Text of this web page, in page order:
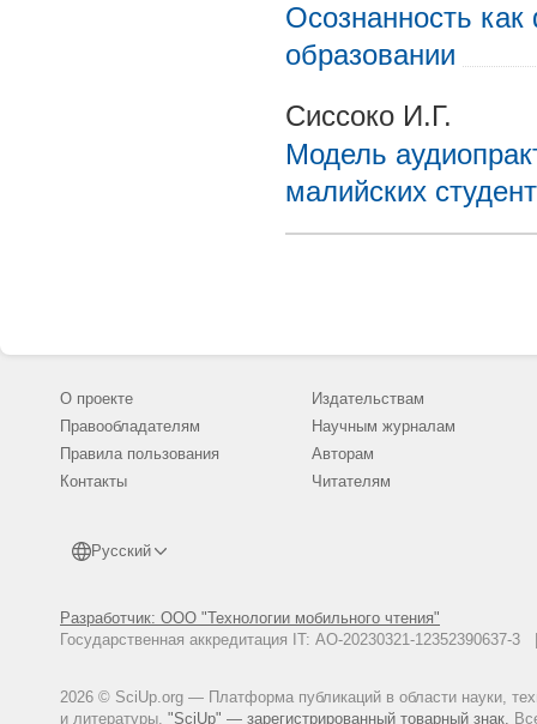
Осознанность
образовании
Сиссоко И.Г.
Модель
малийских
О проекте
Правообладателям
Правила пользования
Контакты
Русский
Разработчик: ООО "Технологии мобильного чтения"
Государственная аккредитация IT: АО-20230321-
2026 © SciUp.org — Платформа публикаций в области науки,
и литературы. "SciUp" — зарегистрированный товарный знак.
Издательствам
Научным журналам
Авторам
Читателям